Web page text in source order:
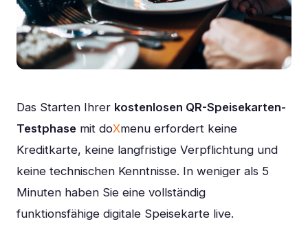
Das Starten Ihrer kostenlosen QR-Speisekarten-
Testphase mit doXmenu erfordert keine
Kreditkarte, keine langfristige Verpflichtung und
keine technischen Kenntnisse. In weniger als 5
Minuten haben Sie eine vollständig
funktionsfähige digitale Speisekarte live.